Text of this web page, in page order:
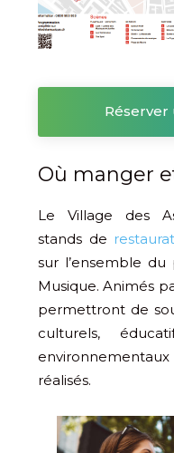
Réserver
Où manger
Le Village des
stands de
sur l’ensemble
Musique. Animés
permettront de
culturels,
réalisés.